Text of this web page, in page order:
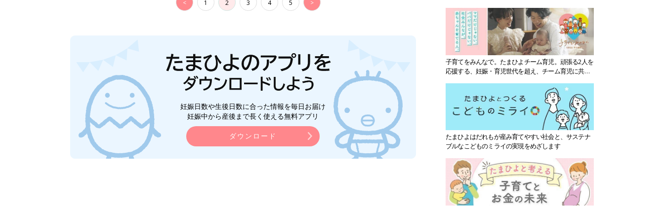
子育てをみんなで。たまひよチーム育児。頑張る2人を
応援する、妊娠・育児世代を超え、チーム育児に共感
たまひよはだれもが産み育てやすい社会と、サステナ
ブルなこどものミライの実現をめざします